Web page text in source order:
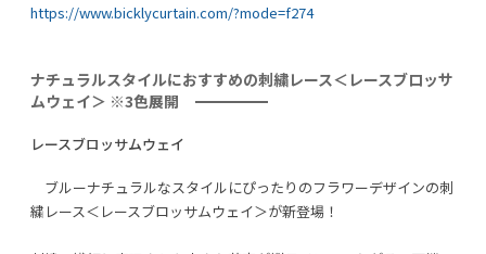
https://www.bicklycurtain.com/?mode=f274
ナチュラルスタイルにおすすめの刺繍レース＜レースブロッサ
ムウェイ＞ ※3色展開
レースブロッサムウェイ
ブルーナチュラルなスタイルにぴったりのフラワーデザインの刺
繍レース＜レースブロッサムウェイ＞が新登場！